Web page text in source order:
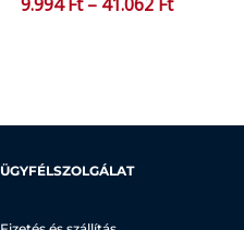
41.062 Ft
ÜGYFÉLSZOLGÁLAT